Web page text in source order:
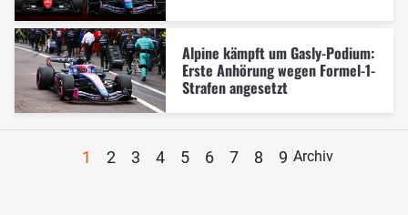
Alpine kämpft um Gasly-Podium:
Erste Anhörung wegen Formel-1-
Strafen angesetzt
1 2 3 4 5 6 7 8 9 Archiv